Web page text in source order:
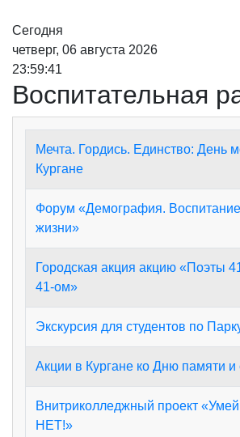
Сегодня
четверг, 06 августа 2026
23:59:41
Воспитательная
Мечта. Гордись. Единство: День
Кургане
Форум «Демография.
жизни»
Городская акция акцию «Поэты
41-ом»
Экскурсия для студентов по
Акции в Кургане ко Дню памяти и
Внитриколледжный проект «Умей
НЕТ!»